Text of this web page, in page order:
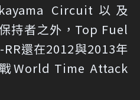
Circuit以及
持者之外，Top Fuel
還在2012與2013年
World Time Attack